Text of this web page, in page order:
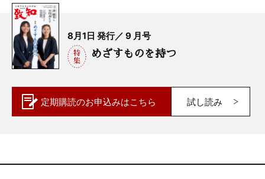
8月1日 発行／ 9 月号
めざすものを持つ
定期購読のお申込みはこちら 試し読み